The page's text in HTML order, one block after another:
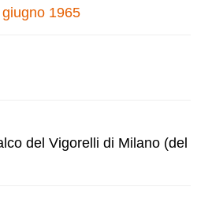
1965
del Vigorelli di Milano (del